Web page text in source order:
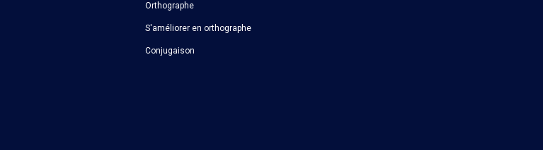
Orthographe
S'améliorer en orthographe
Conjugaison